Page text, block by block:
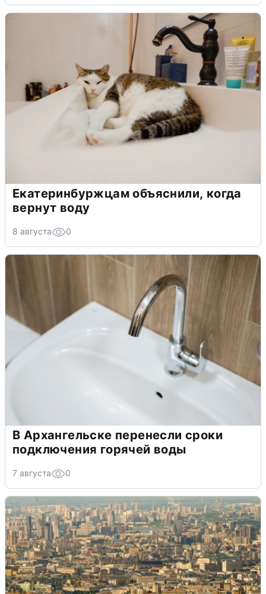
Екатеринбуржцам объяснили, когда
вернут воду
8 августа 0
В Архангельске перенесли сроки
подключения горячей воды
7 августа 0